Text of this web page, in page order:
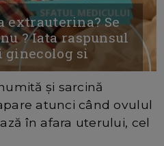
extrauterina? Se
? Iata raspunsul
si
și sarcină
atunci când ovulul
în afara uterului, cel